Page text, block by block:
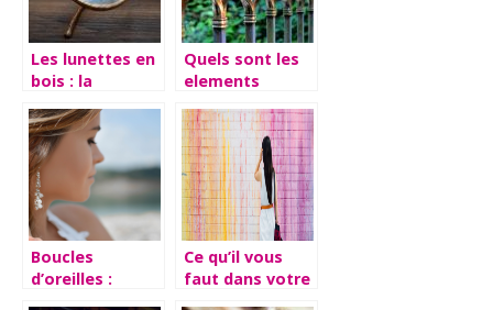
Les lunettes en
bois : la
tendance
Quels sont les
elements
a votre jardin ?
Boucles
d’oreilles :
Ce qu’il vous
faut dans votre